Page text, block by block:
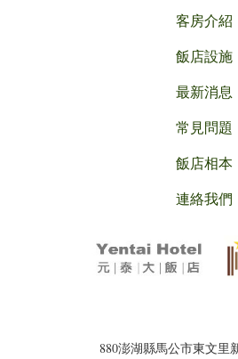
客房介紹
飯店設施
最新消息
常見問題
飯店相本
連絡我們
880澎湖縣馬公市東文里